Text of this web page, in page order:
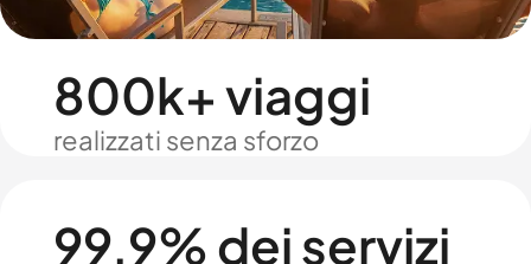
800k+ viaggi
realizzati senza sforzo
99,9% dei servizi